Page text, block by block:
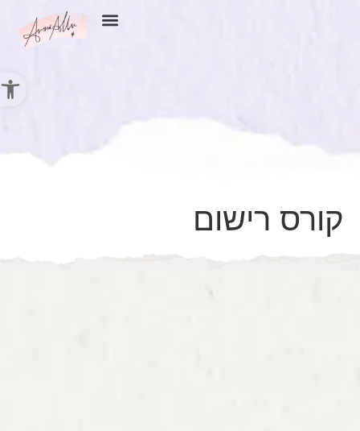
קורס רישום
פתח